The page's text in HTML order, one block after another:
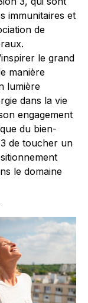
immunitaires et
de
le grand
manière
lumière
dans la vie
engagement
du bien-
de toucher un
le domaine